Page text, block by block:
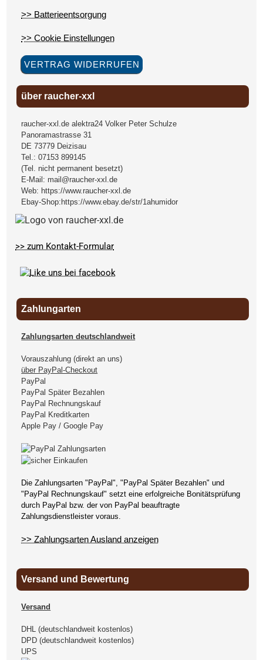
>> Batterieentsorgung
>> Cookie Einstellungen
VERTRAG WIDERRUFEN
über raucher-xxl
raucher-xxl.de alektra24 Volker Peter Schulze
Panoramastrasse 31
DE 73779 Deizisau
Tel.:07153 899145
(Tel. nicht permanent besetzt)
E-Mail: mail@raucher-xxl.de
Web: https://www.raucher-xxl.de
Ebay-Shop: https://www.ebay.de/str/1ahumidor
>> zum Kontakt-Formular
Zahlungarten
Zahlungsarten deutschlandweit
Vorauszahlung (direkt an uns)
über PayPal-Checkout
PayPal
PayPal Später Bezahlen
PayPal Rechnungskauf
PayPal Kreditkarten
Apple Pay / Google Pay
Die Zahlungsarten "PayPal", "PayPal Später Bezahlen" und
"PayPal Rechnungskauf" setzt eine erfolgreiche Bonitätsprüfung
durch PayPal bzw. der von PayPal beauftragte
Zahlungsdienstleister voraus.
>> Zahlungsarten Ausland anzeigen
Versand und Bewertung
Versand
DHL (deutschlandweit kostenlos)
DPD (deutschlandweit kostenlos)
UPS